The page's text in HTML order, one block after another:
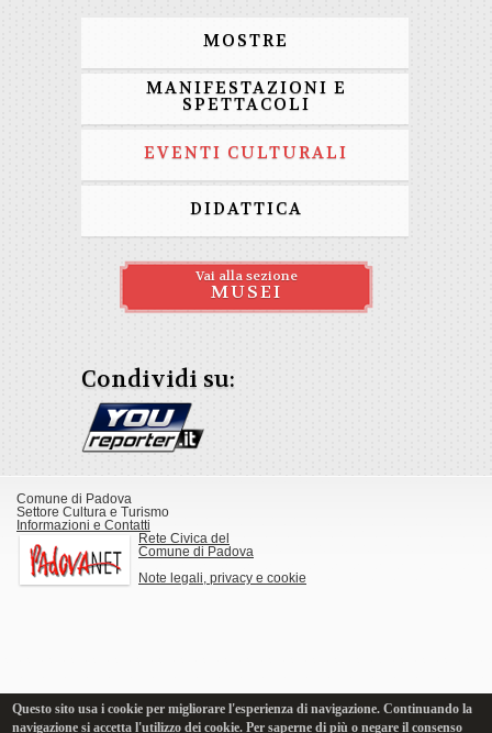
MOSTRE
MANIFESTAZIONI E
SPETTACOLI
EVENTI CULTURALI
DIDATTICA
Vai alla sezione
MUSEI
Condividi su:
Comune di Padova
Settore Cultura e Turismo
Informazioni e Contatti
Rete Civica del
Comune di Padova
Note legali, privacy e cookie
Questo sito usa i cookie per migliorare l'esperienza di navigazione. Continuando la
navigazione si accetta l'utilizzo dei cookie. Per saperne di più o negare il consenso